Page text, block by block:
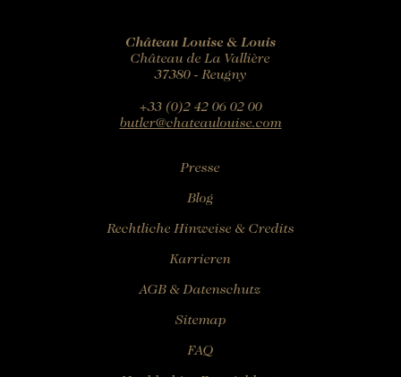
Château Louise & Louis
Château de La Vallière
37380 - Reugny
+33 (0)2 42 06 02 00
butler@chateaulouise.com
Presse
Blog
Rechtliche Hinweise & Credits
Karrieren
AGB & Datenschutz
Sitemap
FAQ